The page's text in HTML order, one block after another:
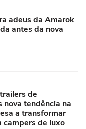
adeus da Amarok
antes da nova
de
nova tendência na
a transformar
campers de luxo